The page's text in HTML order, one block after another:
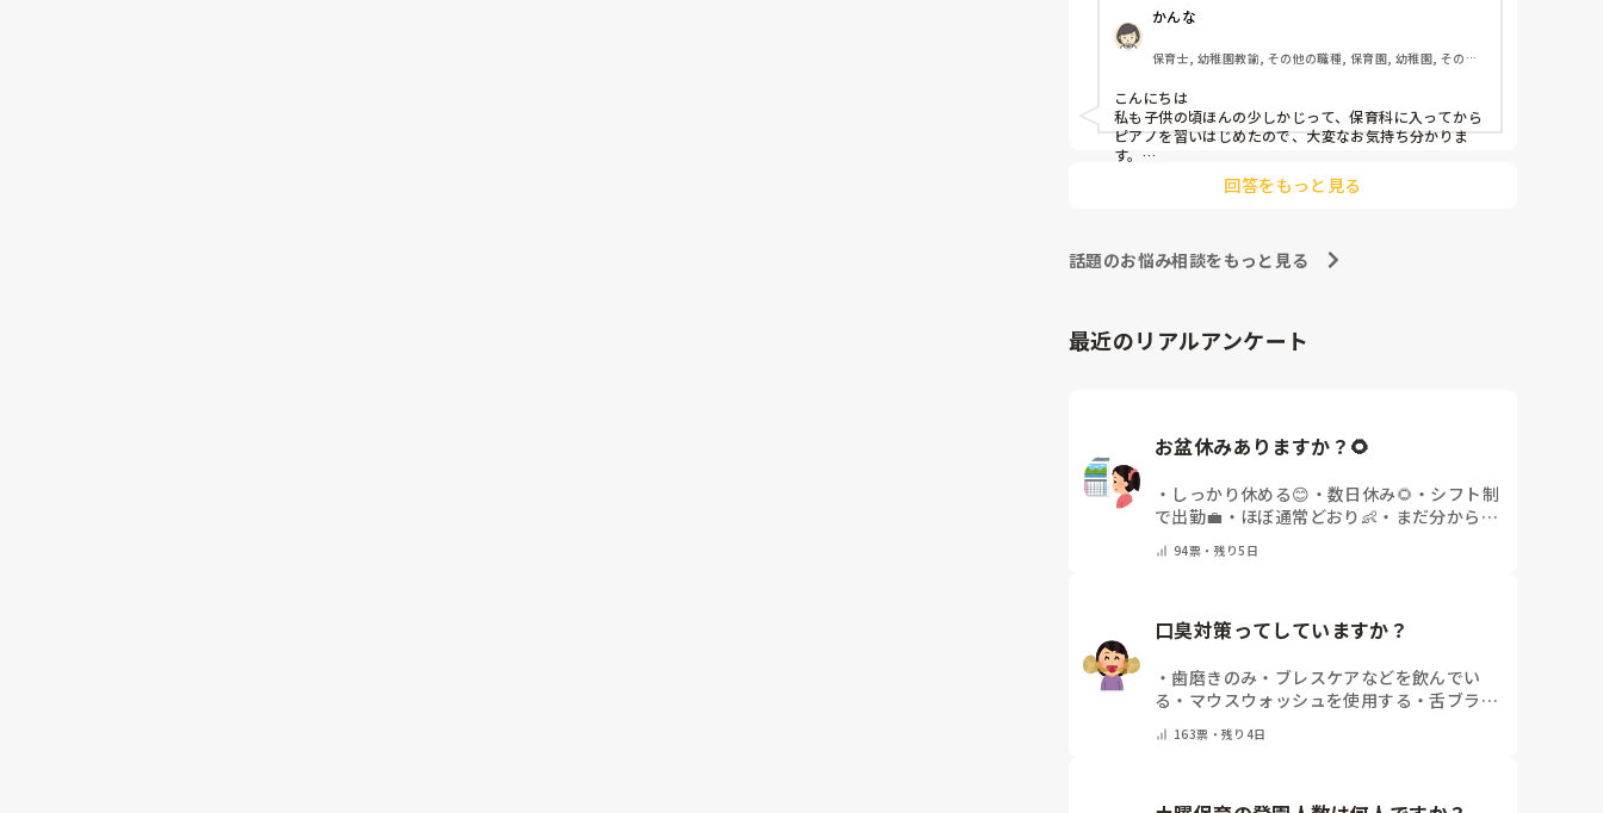
ピアノ苦手な方いますか、？後先のことを考えるとと
ても不安です、
かんな
保育士, 幼稚園教諭, その他の職種, 保育園, 幼稚園, その他
こんにちは
私も子供の頃ほんの少しかじって、保育科に入ってから
ピアノを習いはじめたので、大変なお気持ち分かりま
す。
昔ほどのピアノの技量を求められない園が増えていると
ピアノは練習あるのみだと思うので、無理なくがんばっ
てくださいね！
回答をもっと見る
話題のお悩み相談をもっと見る
最近のリアルアンケート
お盆休みありますか？🌻
・ しっかり休める😊 ・ 数日休み🌻 ・ シフト制
で出勤💼 ・ ほぼ通常どおり👶 ・ まだ分からな
94票・ 残り5日
口臭対策ってしていますか？
・歯磨きのみ ・ ブレスケアなどを飲んでい
る ・ マウスウォッシュを使用する ・舌ブラシ
気にしたことない
163票・残り4日